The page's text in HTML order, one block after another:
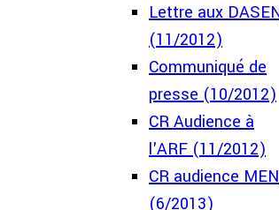
Lettre aux
(11/2012)
Communiqué de
presse (10/2012)
CR Audience à
l'ARF (11/2012)
CR audience MEN
(6/2013)